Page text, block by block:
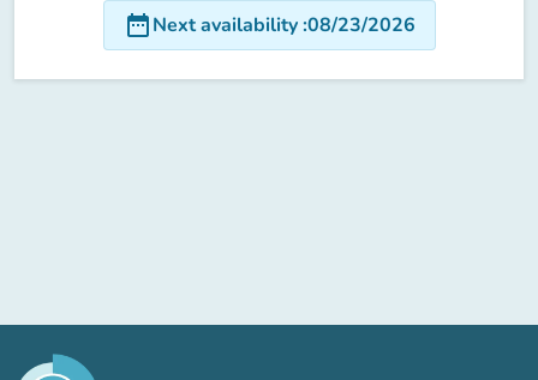
date_rangeNext availability:08/23/2026